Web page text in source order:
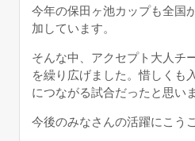
今年の保田ヶ池カップも全国
加しています。
そんな中、アクセプト大人チ
を繰り広げました。惜しくも
につながる試合だったと思い
今後のみなさんの活躍にこう